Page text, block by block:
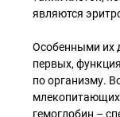
являются
Особенными их
первых,
по организму.
млекопитающих
гемоглобин –